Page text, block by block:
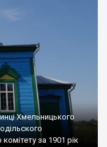
Хмельницького
за 1901 рік